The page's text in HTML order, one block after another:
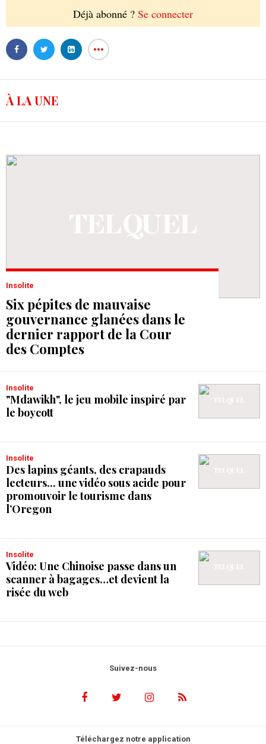
Déjà abonné ? Se connecter
À LA UNE
Insolite
Six pépites de mauvaise
gouvernance glanées dans le
dernier rapport de la Cour
des Comptes
Insolite
"Mdawikh", le jeu mobile inspiré par
le boycott
Insolite
Des lapins géants, des crapauds
lecteurs... une vidéo sous acide pour
promouvoir le tourisme dans
l’Oregon
Insolite
Vidéo: Une Chinoise passe dans un
scanner à bagages…et devient la
risée du web
Suivez-nous
Téléchargez notre application